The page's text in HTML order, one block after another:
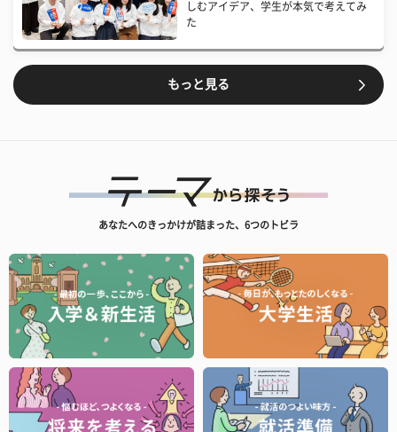
しむアイデア、学生が本気で考えてみ
た
もっと見る
あなたへのきっかけが詰まった、6つのトビラ